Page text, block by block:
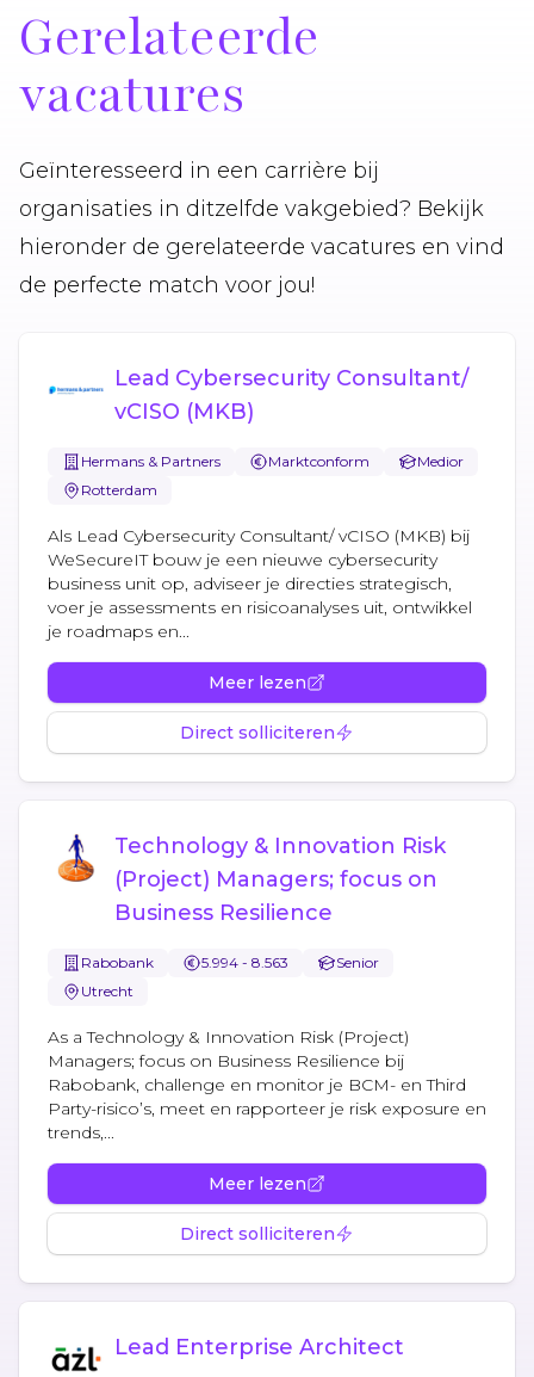
Gerelateerde
vacatures
Geïnteresseerd in een carrière bij
organisaties in ditzelfde vakgebied? Bekijk
hieronder de gerelateerde vacatures en vind
de perfecte match voor jou!
Lead Cybersecurity Consultant/
vCISO (MKB)
Hermans & Partners Marktconform
Medior
Rotterdam
Als Lead Cybersecurity Consultant/ vCISO (MKB) bij
WeSecureIT bouw je een nieuwe cybersecurity
business unit op, adviseer je directies strategisch,
voer je assessments en risicoanalyses uit, ontwikkel
je roadmaps en...
Meer lezen
Direct solliciteren
Technology & Innovation Risk
(Project) Managers; focus on
Business Resilience
Rabobank 5.994 - 8.563
Senior
Utrecht
As a Technology & Innovation Risk (Project)
Managers; focus on Business Resilience bij
Rabobank, challenge en monitor je BCM- en Third
Party-risico’s, meet en rapporteer je risk exposure en
trends,...
Meer lezen
Direct solliciteren
Lead Enterprise Architect